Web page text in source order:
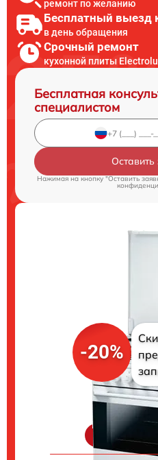
ремонт по желанию
Бесплатный выезд
в день обращения
Срочный ремонт
кухонной плиты
Бесплатная
специалистом
Оставить
Нажимая на кнопку "Оставить
-20%
Цены на